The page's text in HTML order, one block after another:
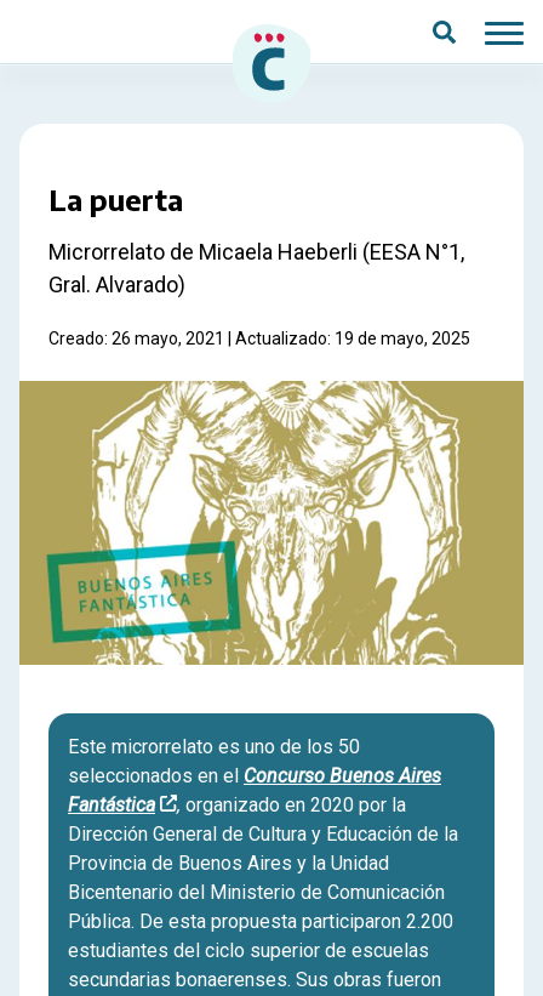
La puerta
Microrrelato de Micaela Haeberli (EESA N°1,
Gral. Alvarado)
Creado: 26 mayo, 2021 | Actualizado: 19 de mayo, 2025
Este microrrelato es uno de los 50
seleccionados en el Concurso Buenos Aires
Fantástica
, organizado en 2020 por la
Dirección General de Cultura y Educación de la
Provincia de Buenos Aires y la Unidad
Bicentenario del Ministerio de Comunicación
Pública. De esta propuesta participaron 2.200
estudiantes del ciclo superior de escuelas
secundarias bonaerenses. Sus obras fueron